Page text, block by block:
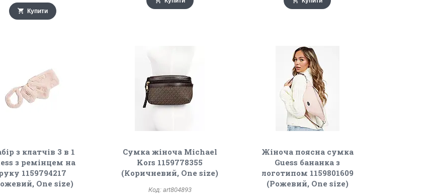
Купити
з клатчів 3 в 1
з ремінцем на
1159794217
One size)
Сумка жіноча Michael
Kors 1159778355
(Коричневий, One size)
art804893
Жіноча поясна сумка
Guess бананка з
логотипом 1159801609
(Рожевий, One size)